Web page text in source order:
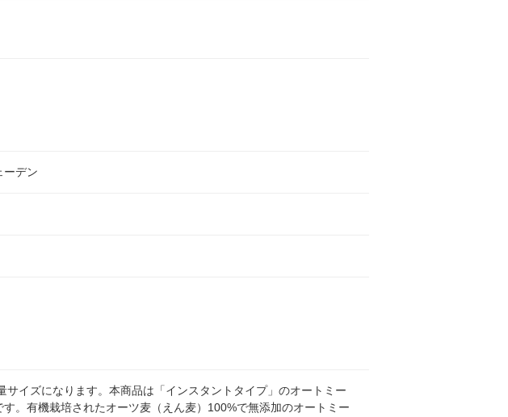
ーデン
イズになります。本商品は「インスタントタイプ」のオートミー
。有機栽培されたオーツ麦（えん麦）100%で無添加のオートミー